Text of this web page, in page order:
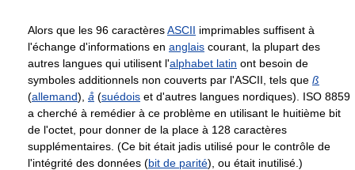
Alors que les 96 caractèresASCII imprimables suffisent à
l'échange d'informations en anglais courant, la plupart des
autres langues qui utilisent l'alphabet latin ont besoin de
symboles additionnels non couverts par l'ASCII, tels que ß
(allemand), å (suédois et d'autres langues nordiques). ISO 8859
a cherché à remédier à ce problème en utilisant le huitième bit
de l'octet, pour donner de la place à 128 caractères
supplémentaires. (Ce bit était jadis utilisé pour le contrôle de
l'intégrité des données (bit de parité), ou était inutilisé.)